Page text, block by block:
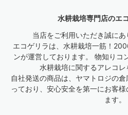
水耕栽培専門店のエ
当店をご利用いただき誠にあ
エコゲリラは、水耕栽培一筋！
ンが運営しております。 物知りコ
水耕栽培に関するアレコレ
自社発送の商品は、ヤマトロジの
っており、安心安全を第一にお客
ます。